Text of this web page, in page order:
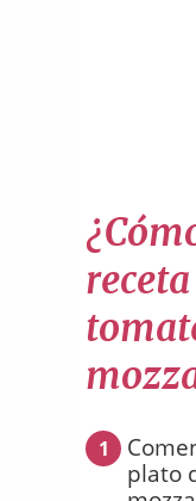
1
plato